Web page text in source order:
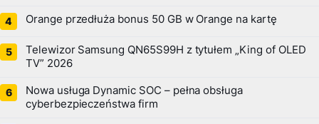
Orange przedłuża bonus 50 GB w Orange na kartę
Telewizor Samsung QN65S99H z tytułem „King of OLED
TV” 2026
Nowa usługa Dynamic SOC – pełna obsługa
cyberbezpieczeństwa firm